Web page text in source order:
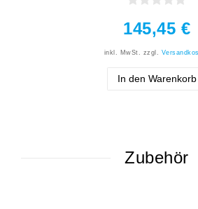
145,45 €
inkl. MwSt. zzgl.
In den Warenkorb
Zubehör